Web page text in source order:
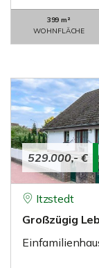
399 m²
WOHNFLÄCHE
529.000,- €
Itzstedt
Großzügig